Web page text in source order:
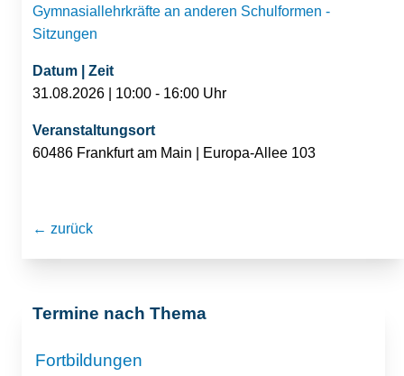
Gymnasiallehrkräfte an anderen Schulformen -
Sitzungen
Datum | Zeit
31.08.2026 | 10:00 - 16:00 Uhr
Veranstaltungsort
60486 Frankfurt am Main | Europa-Allee 103
← zurück
Termine nach Thema
Fortbildungen